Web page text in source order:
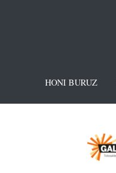
HONI BURUZ